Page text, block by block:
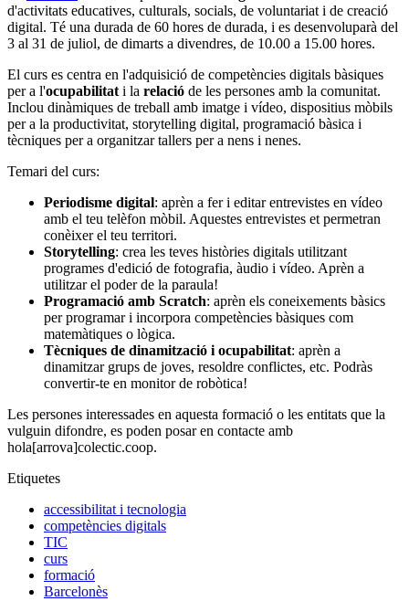
d'activitats educatives, culturals, socials, de voluntariat i de creació
digital. Té una durada de 60 hores de durada, i es desenvoluparà del
3 al 31 de juliol, de dimarts a divendres, de 10.00 a 15.00 hores.
El curs es centra en l'adquisició de competències digitals bàsiques
per a l'ocupabilitati la relació de les persones amb la comunitat.
Inclou dinàmiques de treball amb imatge i vídeo, dispositius mòbils
per a la productivitat, storytelling digital, programació bàsica i
tècniques per a organitzar tallers per a nens i nenes.
Temari del curs:
Periodisme digital: aprèn a fer i editar entrevistes en vídeo
amb el teu telèfon mòbil. Aquestes entrevistes et permetran
conèixer el teu territori.
Storytelling: crea les teves històries digitals utilitzant
programes d'edició de fotografia, àudio i vídeo. Aprèn a
utilitzar el poder de la paraula!
Programació amb Scratch: aprèn els coneixements bàsics
per programar i incorpora competències bàsiques com
matemàtiques o lògica.
Tècniques de dinamització i ocupabilitat: aprèn a
dinamitzar grups de joves, resoldre conflictes, etc. Podràs
convertir-te en monitor de robòtica!
Les persones interessades en aquesta formació o les entitats que la
vulguin difondre, es poden posar en contacte amb
hola[arrova]colectic.coop.
Etiquetes
accessibilitat i tecnologia
competències digitals
TIC
curs
formació
Barcelonès